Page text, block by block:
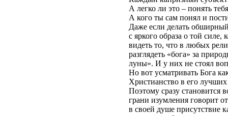
А легко ли это – понять
А кого ты сам понял и
Даже если делать
с яркого образа о той силе,
видеть то, что в любых
разглядеть «бога» за
луны». И у них не стоял
Но вот усматривать Бога
Христианство в его
Поэтому сразу становится
грани изумления говорит
в своей душе присутствие